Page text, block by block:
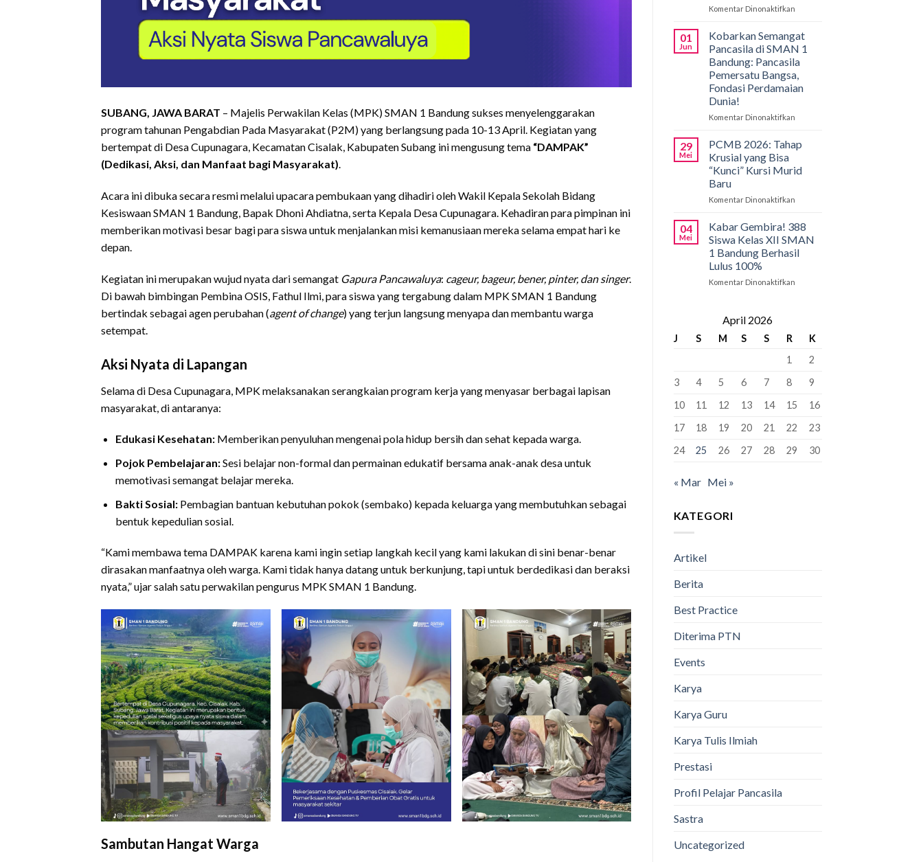
SUBANG, JAWA BARAT – Majelis Perwakilan Kelas (MPK) SMAN 1 Bandung sukses menyelenggarakan
program tahunan Pengabdian Pada Masyarakat (P2M) yang berlangsung pada 10-13 April. Kegiatan yang
bertempat di Desa Cupunagara, Kecamatan Cisalak, Kabupaten Subang ini mengusung tema “DAMPAK”
(Dedikasi, Aksi, dan Manfaat bagi Masyarakat).
Acara ini dibuka secara resmi melalui upacara pembukaan yang dihadiri oleh Wakil Kepala Sekolah Bidang
Kesiswaan SMAN 1 Bandung, Bapak Dhoni Ahdiatna, serta Kepala Desa Cupunagara. Kehadiran para pimpinan ini
memberikan motivasi besar bagi para siswa untuk menjalankan misi kemanusiaan mereka selama empat hari ke
depan.
Kegiatan ini merupakan wujud nyata dari semangat Gapura Pancawaluya: cageur, bageur, bener, pinter, dan singer.
Di bawah bimbingan Pembina OSIS, Fathul Ilmi, para siswa yang tergabung dalam MPK SMAN 1 Bandung
bertindak sebagai agen perubahan (agent of change) yang terjun langsung menyapa dan membantu warga
setempat.
Aksi Nyata di Lapangan
Selama di Desa Cupunagara, MPK melaksanakan serangkaian program kerja yang menyasar berbagai lapisan
masyarakat, di antaranya:
Edukasi Kesehatan:Memberikan penyuluhan mengenai pola hidup bersih dan sehat kepada warga.
Pojok Pembelajaran:Sesi belajar non-formal dan permainan edukatif bersama anak-anak desa untuk
memotivasi semangat belajar mereka.
Bakti Sosial:Pembagian bantuan kebutuhan pokok (sembako) kepada keluarga yang membutuhkan sebagai
bentuk kepedulian sosial.
“Kami membawa tema DAMPAK karena kami ingin setiap langkah kecil yang kami lakukan di sini benar-benar
dirasakan manfaatnya oleh warga. Kami tidak hanya datang untuk berkunjung, tapi untuk berdedikasi dan beraksi
nyata,” ujar salah satu perwakilan pengurus MPK SMAN 1 Bandung.
Sambutan Hangat Warga
Applied
Biology
Olympiad
2026
Komentar Dinonaktifkan
Akses
Pendidikan,
SMAN
1
Bandung
Siapkan
Sebagai
Penyangga
01
Jun
Kobarkan Semangat
Pancasila di SMAN 1
Bandung: Pancasila
Pemersatu Bangsa,
Fondasi Perdamaian
Dunia!
Komentar Dinonaktifkan
Pancasila
SMAN
Pemersatu
Fondasi
Perdamaian
29
Mei
PCMB 2026: Tahap
Krusial yang Bisa
“Kunci” Kursi Murid
Baru
Komentar Dinonaktifkan
2026:
Tahap
Krusial
yang
04
Mei
Kabar Gembira! 388
Siswa Kelas XII SMAN
1 Bandung Berhasil
Lulus 100%
Komentar Dinonaktifkan
Kelas
SMAN
Bandung
Lulus
100%
April 2026
J S M S S R
K
1
2
3
4 5 6 7 8
9
10
11 12 13 14 15
16
17
18 19 20 21 22
23
24
25 26 27 28 29 30
« Mar Mei »
KATEGORI
Artikel
Berita
Best Practice
Diterima PTN
Events
Karya
Karya Guru
Karya Tulis Ilmiah
Prestasi
Profil Pelajar Pancasila
Sastra
Uncategorized